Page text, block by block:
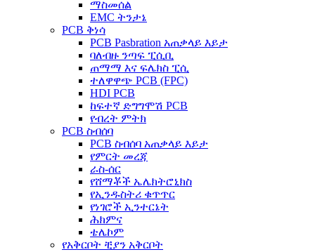
ማስመሰል
EMC ትንታኔ
PCB ቅነሳ
PCB Pasbration አጠቃላይ እይታ
ባለብዙ ንጣፍ ፒሲቢ
ጠማማ እና ፍሌክስ ፒሲ
ተለዋዋጭ PCB (FPC)
HDI PCB
ከፍተኛ ድግግሞሽ PCB
የብረት ምትክ
PCB ስብሰባ
PCB ስብሰባ አጠቃላይ እይታ
የምርት መረጃ
ራስ-ሰር
የሸማቾች ኤሌክትሮኒክስ
የኢንዱስትሪ ቁጥጥር
የነገሮች ኢንተርኔት
ሕክምና
ቴሌኮም
የአቅርቦት ቺያን አቅርቦት